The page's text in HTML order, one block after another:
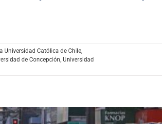
Universidad Católica de Chile
de Concepción Universidad